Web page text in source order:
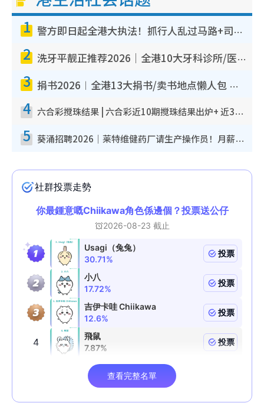
1 警方即日起全港大执法！抓行人乱过马路+司机不专注驾驶！乱过马路罚$2000
2 洗牙平靓正推荐2026｜全港10大牙科诊所/医院懒人包 夜诊至8点/镇静洁牙/医疗券适用
3 捐书2026︱全港13大捐书/卖书地点懒人包 二手课本最高$150＋旧书换免费咖啡/戏票
4 六合彩搅珠结果 | 六合彩近10期搅珠结果出炉+ 近30期最旺热门中奖号码
5 葵涌招聘2026｜莱特维健药厂请生产操作员！月薪高达$1.7万 冷气厂房/五天工作/保障双粮